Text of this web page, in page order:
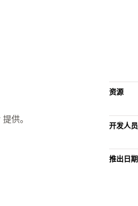
供。
资源
开发人员
推出日期